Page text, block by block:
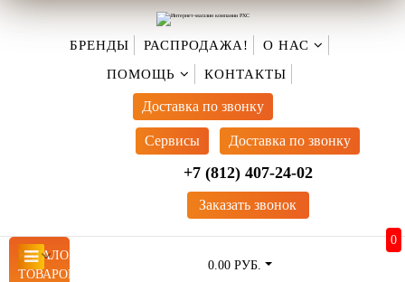
БРЕНДЫ РАСПРОДАЖА!
О НАС
ПОМОЩЬ
КОНТАКТЫ
Доставка по звонку
Cервисы Доставка по звонку
+7 (812) 407-24-02
Заказать звонок
КАТАЛОГ
ТОВАРОВ
(CURRENT)
0
0.00 РУБ.